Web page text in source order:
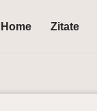
Home Zitate